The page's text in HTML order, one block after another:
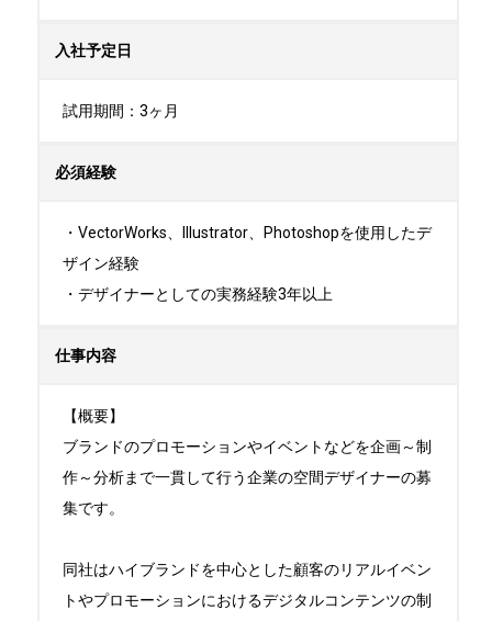
入社予定日
試用期間：3ヶ月
必須経験
・VectorWorks、Illustrator、Photoshopを使用したデ
ザイン経験
・デザイナーとしての実務経験3年以上
仕事内容
【概要】
ブランドのプロモーションやイベントなどを企画～制
作～分析まで一貫して行う企業の空間デザイナーの募
集です。
同社はハイブランドを中心とした顧客のリアルイベン
トやプロモーションにおけるデジタルコンテンツの制